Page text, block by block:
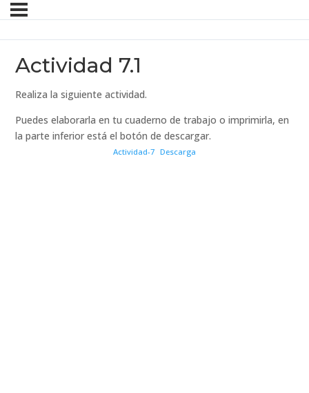
Actividad 7.1
Realiza la siguiente actividad.
Puedes elaborarla en tu cuaderno de trabajo o imprimirla, en
la parte inferior está el botón de descargar.
Actividad-7 Descarga